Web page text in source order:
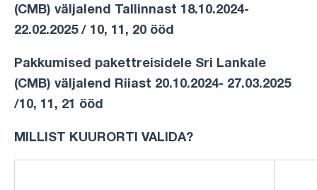
(CMB) väljalend Tallinnast 18.10.2024-
22.02.2025 / 10, 11, 20 ööd
Pakkumised pakettreisidele Sri Lankale
(CMB) väljalend Riiast 20.10.2024- 27.03.2025
/10, 11, 21 ööd
MILLIST KUURORTI VALIDA?